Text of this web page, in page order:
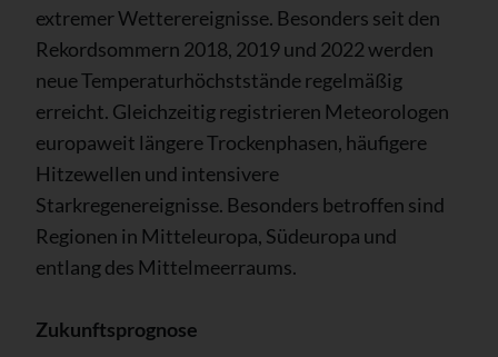
extremer Wetterereignisse. Besonders seit den
Rekordsommern 2018, 2019 und 2022 werden
neue Temperaturhöchststände regelmäßig
erreicht. Gleichzeitig registrieren Meteorologen
europaweit längere Trockenphasen, häufigere
Hitzewellen und intensivere
Starkregenereignisse. Besonders betroffen sind
Regionen in Mitteleuropa, Südeuropa und
entlang des Mittelmeerraums.
Zukunftsprognose